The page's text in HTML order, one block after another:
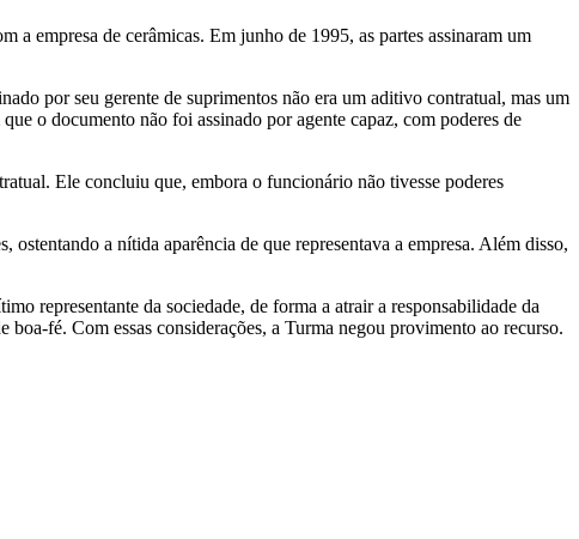
a empresa de cerâmicas. Em junho de 1995, as partes assinaram um
por seu gerente de suprimentos não era um aditivo contratual, mas um
o documento não foi assinado por agente capaz, com poderes de
Ele concluiu que, embora o funcionário não tivesse poderes
a nítida aparência de que representava a empresa. Além disso,
representante da sociedade, de forma a atrair a responsabilidade da
fé. Com essas considerações, a Turma negou provimento ao recurso.